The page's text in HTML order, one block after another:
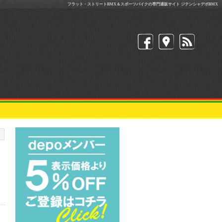
フラット・ストリートBMX＆スポーツバイクの専門通販サイト ジテンシャデポBMX